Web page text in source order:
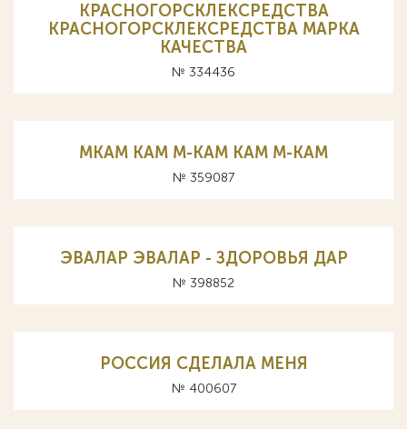
КРАСНОГОРСКЛЕКСРЕДСТВА
КРАСНОГОРСКЛЕКСРЕДСТВА МАРКА
КАЧЕСТВА
№ 334436
МКАМ КАМ M-KAM KAM М-КАМ
№ 359087
ЭВАЛАР ЭВАЛАР - ЗДОРОВЬЯ ДАР
№ 398852
РОССИЯ СДЕЛАЛА МЕНЯ
№ 400607